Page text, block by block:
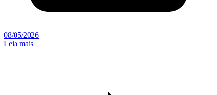
08/05/2026
Leia mais